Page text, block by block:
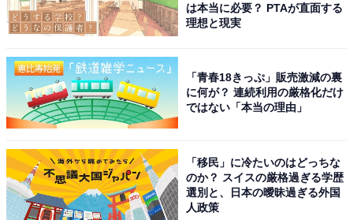
周囲の雪山と鮮やかな対比を見せる。雪を冠した辰子像
が静かに佇む光景は非常に神秘的。静まり返った湖畔に
を持つ」（60代男性／大阪府）といった声が集まりまし
た。
※回答者からのコメントは原文ママです
次ページ 8位までのランキング結果を見る
は本当に必要？ PTAが直面する
理想と現実
「青春18きっぷ」販売激減の裏
に何が？ 連続利用の厳格化だけ
ではない「本当の理由」
「移民」に冷たいのはどっちな
のか？ スイスの厳格過ぎる学歴
選別と、日本の曖昧過ぎる外国
人政策